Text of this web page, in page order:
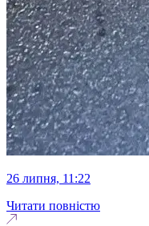
26 липня, 11:22
Читати повністю